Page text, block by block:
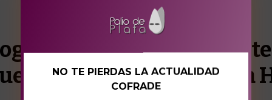
andaluza del
de la Cofradía de la
NO TE PIERDAS LA ACTUALIDAD
COFRADE